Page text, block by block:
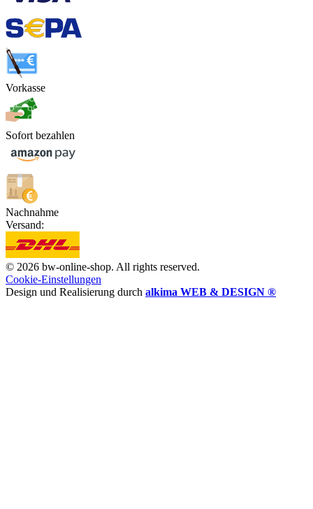
Vorkasse
Sofort bezahlen
Nachnahme
Versand:
© 2026 bw-online-shop. All rights reserved.
Cookie-Einstellungen
Design und Realisierung durch alkima WEB & DESIGN ®